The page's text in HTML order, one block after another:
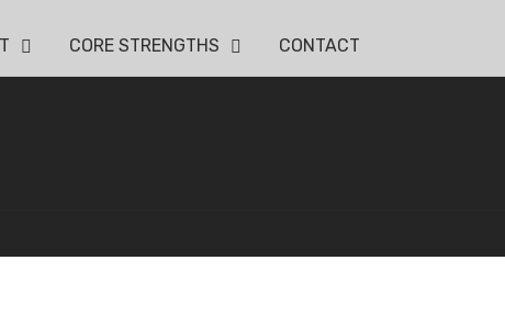
CORE STRENGTHS CONTACT